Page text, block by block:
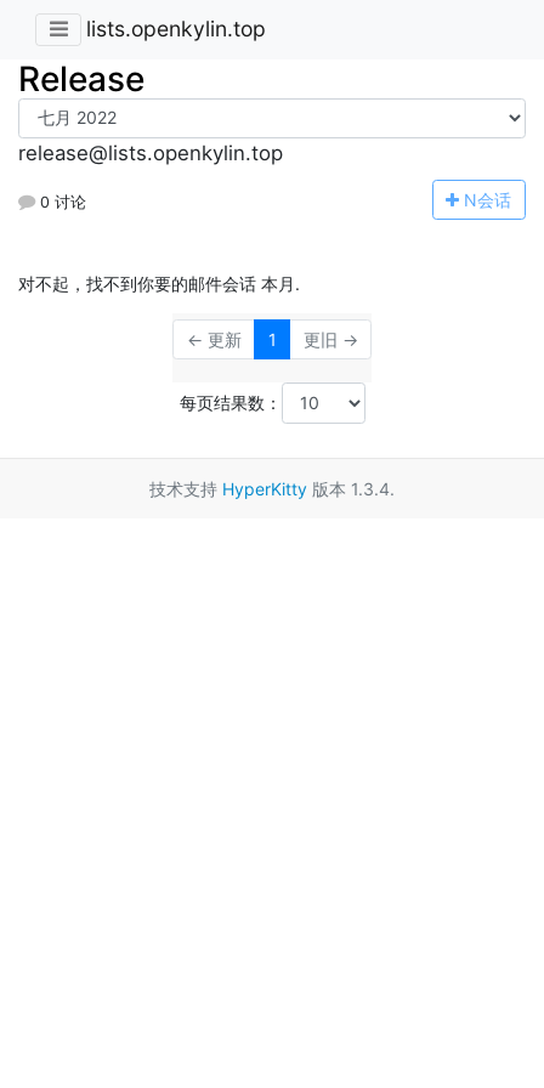
lists.openkylin.top
Release
release@lists.openkylin.top
0 讨论 N会话
对不起，找不到你要的邮件会话 本月.
← 更新 1 更旧 →
每页结果数：
技术支持 HyperKitty 版本 1.3.4.